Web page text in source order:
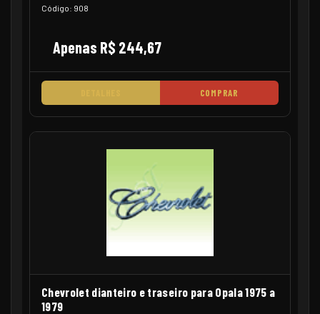
Código: 908
Apenas R$ 244,67
COMPRAR
Chevrolet dianteiro e traseiro para Opala 1975 a
1979